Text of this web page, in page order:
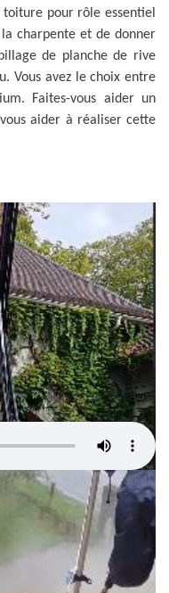
pour rôle essentiel
charpente et de donner
de planche de rive
Vous avez le choix entre
Faites-vous aider un
aider à réaliser cette